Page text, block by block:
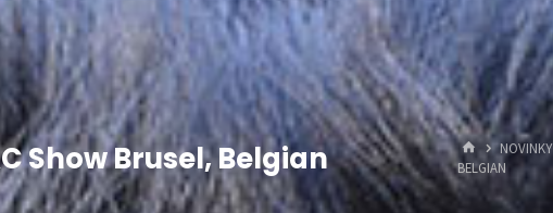
Show Brusel, Belgian HOMENOVINKY
BELGIAN